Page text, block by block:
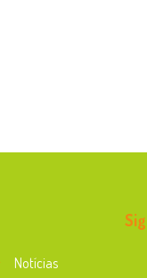
Notícias